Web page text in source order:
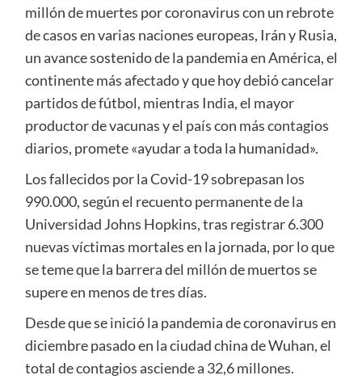
millón de muertes por coronavirus con un rebrote
de casos en varias naciones europeas, Irán y Rusia,
un avance sostenido de la pandemia en América, el
continente más afectado y que hoy debió cancelar
partidos de fútbol, mientras India, el mayor
productor de vacunas y el país con más contagios
diarios, promete «ayudar a toda la humanidad».
Los fallecidos por la Covid-19 sobrepasan los
990.000, según el recuento permanente de la
Universidad Johns Hopkins, tras registrar 6.300
nuevas víctimas mortales en la jornada, por lo que
se teme que la barrera del millón de muertos se
supere en menos de tres días.
Desde que se inició la pandemia de coronavirus en
diciembre pasado en la ciudad china de Wuhan, el
total de contagios asciende a 32,6 millones.